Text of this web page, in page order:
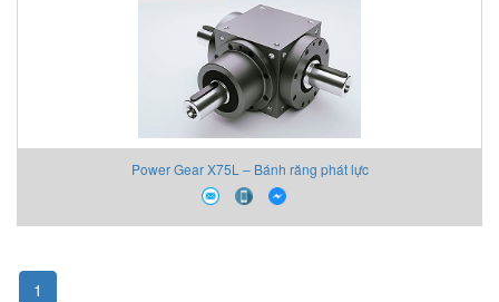
Power Gear X75L – Bánh răng phát lực
1